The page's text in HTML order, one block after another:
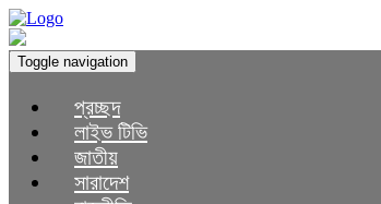
Toggle navigation
প্রচ্ছদ
লাইভ টিভি
জাতীয়
সারাদেশ